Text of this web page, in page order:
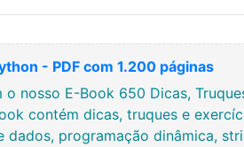
- PDF com 1.200 páginas
nosso E-Book 650 Dicas,
contém dicas, truques e
programação dinâmica,